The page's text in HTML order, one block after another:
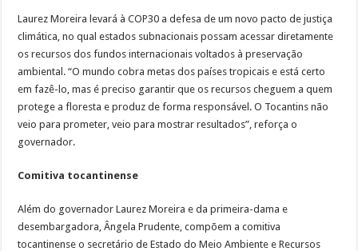
Laurez Moreira levará à COP30 a defesa de um novo pacto de justiça
climática, no qual estados subnacionais possam acessar diretamente
os recursos dos fundos internacionais voltados à preservação
ambiental. “O mundo cobra metas dos países tropicais e está certo
em fazê-lo, mas é preciso garantir que os recursos cheguem a quem
protege a floresta e produz de forma responsável. O Tocantins não
veio para prometer, veio para mostrar resultados”, reforça o
governador.
Comitiva tocantinense
Além do governador Laurez Moreira e da primeira-dama e
desembargadora, Ângela Prudente, compõem a comitiva
tocantinense o secretário de Estado do Meio Ambiente e Recursos